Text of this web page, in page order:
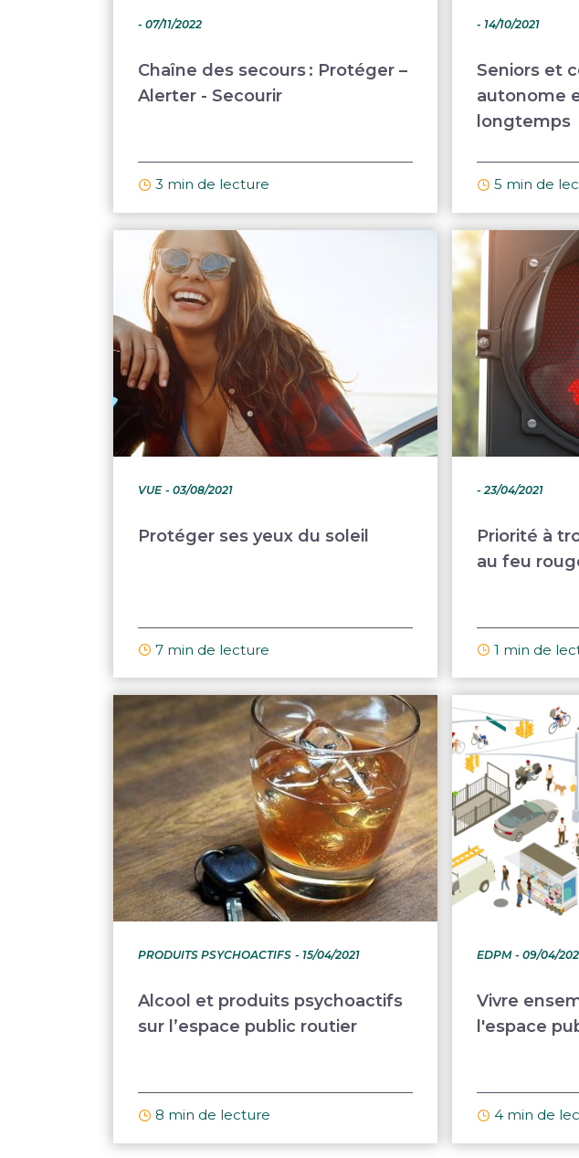
- 07/11/2022
Chaîne des secours : Protéger –
Alerter - Secourir
3 min de lecture
- 14/10/2021
Seniors et
autonome
longtemps
5 min de
VUE - 03/08/2021
Protéger ses yeux du soleil
7 min de lecture
- 23/04/2021
Priorité à
au feu
1 min de
PRODUITS PSYCHOACTIFS - 15/04/2021
Alcool et produits psychoactifs
sur l’espace public routier
8 min de lecture
EDPM - 09/04/
Vivre
l'espace
4 min de